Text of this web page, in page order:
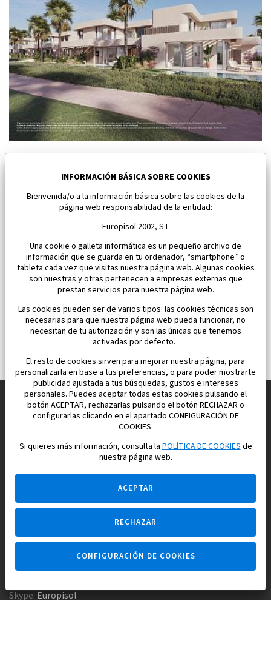
Baños y Mendigo
Dormitorios:3 Área:118 M2
650 000 €
Construimos y vendemos propiedades
para su vida feliz en España
Agencia inmobiliaria +34 647 173 382
Empresa constructora +34 607 961 116
Skype: Europisol
INFORMACIÓN BÁSICA SOBRE COOKIES
Bienvenida/o a la información básica sobre las cookies de la
página web responsabilidad de la entidad:
Europisol 2002, S.L
Una cookie o galleta informática es un pequeño archivo de
información que se guarda en tu ordenador, “smartphone” o
tableta cada vez que visitas nuestra página web. Algunas cookies
son nuestras y otras pertenecen a empresas externas que
prestan servicios para nuestra página web.
Las cookies pueden ser de varios tipos: las cookies técnicas son
necesarias para que nuestra página web pueda funcionar, no
necesitan de tu autorización y son las únicas que tenemos
activadas por defecto. .
El resto de cookies sirven para mejorar nuestra página, para
personalizarla en base a tus preferencias, o para poder mostrarte
publicidad ajustada a tus búsquedas, gustos e intereses
personales. Puedes aceptar todas estas cookies pulsando el
botón ACEPTAR, rechazarlas pulsando el botón RECHAZAR o
configurarlas clicando en el apartado CONFIGURACIÓN DE
COOKIES.
Si quieres más información, consulta laPOLÍTICA DE COOKIESde
nuestra página web.
ACEPTAR
RECHAZAR
CONFIGURACIÓN DE COOKIES